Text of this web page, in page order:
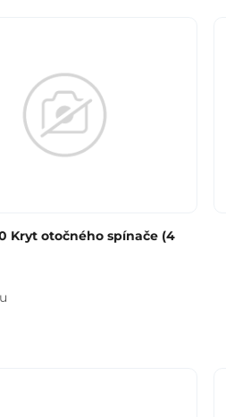
Kryt otočného spínače (4